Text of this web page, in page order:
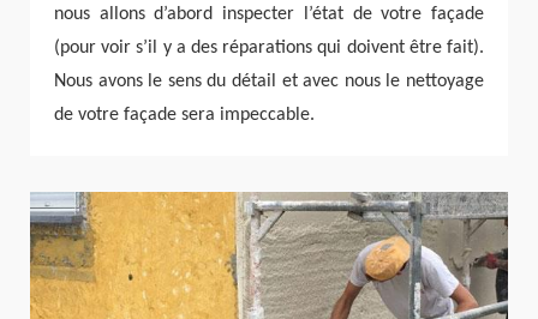
nous allons d’abord inspecter l’état de votre façade
(pour voir s’il y a des réparations qui doivent être fait).
Nous avons le sens du détail et avec nous le nettoyage
de votre façade sera impeccable.